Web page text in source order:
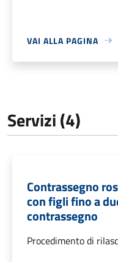
VAI ALLA PAGINA
Servizi (4)
Contrassegno
con figli fino a
contrassegno
Procedimento di